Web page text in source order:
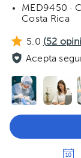
MED9450 ·
Costa Rica
5.0 (52
Acepta